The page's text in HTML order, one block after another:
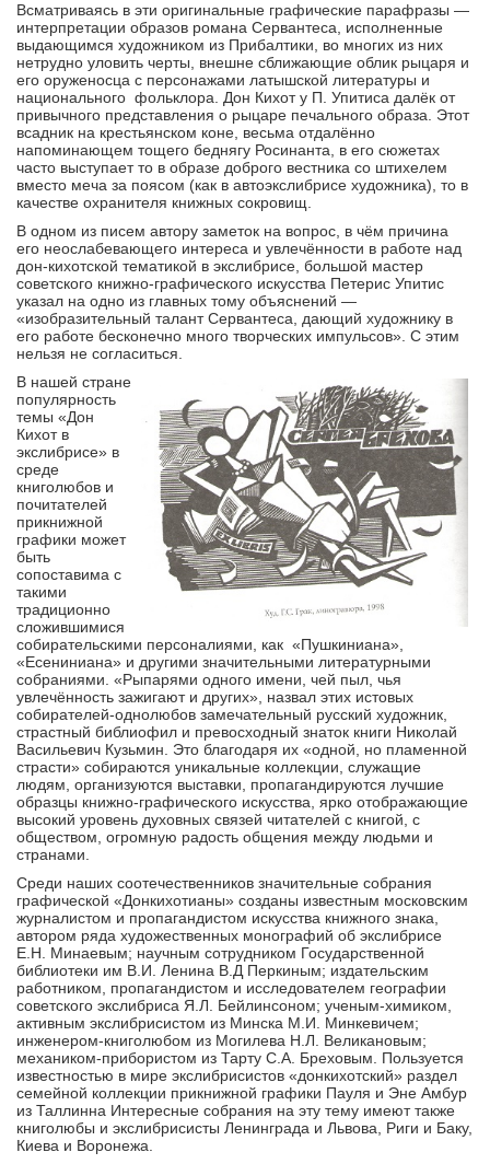
Всматриваясь в эти оригинальные графические парафразы —
интерпретации образов романа Сервантеса, исполненные
выдающимся художником из Прибалтики, во многих из них
нетрудно уловить черты, внешне сближающие облик рыцаря и
его оруженосца с персонажами латышской литературы и
национального фольклора. Дон Кихот у П. Упитиса далёк от
привычного представления о рыцаре печального образа. Этот
всадник на крестьянском коне, весьма отдалённо
напоминающем тощего беднягу Росинанта, в его сюжетах
часто выступает то в образе доброго вестника со штихелем
вместо меча за поясом (как в автоэкслибрисе художника), то в
качестве охранителя книжных сокровищ.
В одном из писем автору заметок на вопрос, в чём причина
его неослабевающего интереса и увлечённости в работе над
дон-кихотской тематикой в экслибрисе, большой мастер
советского книжно-графического искусства Петерис Упитис
указал на одно из главных тому объяснений —
«изобразительный талант Сервантеса, дающий художнику в
его работе бесконечно много творческих импульсов». С этим
нельзя не согласиться.
В нашей стране
популярность
темы «Дон
Кихот в
экслибрисе» в
среде
книголюбов и
почитателей
прикнижной
графики может
быть
сопоставима с
такими
традиционно
сложившимися
собирательскими персоналиями, как «Пушкиниана»,
«Есениниана» и другими значительными литературными
собраниями. «Рыпарями одного имени, чей пыл, чья
увлечённость зажигают и других», назвал этих истовых
собирателей-однолюбов замечательный русский художник,
страстный библиофил и превосходный знаток книги Николай
Васильевич Кузьмин. Это благодаря их «одной, но пламенной
страсти» собираются уникальные коллекции, служащиe
людям, организуются выставки, пропагандируются лучшие
образцы книжно-графического искусства, ярко отображающие
высокий уровень духовных связей читателей с книгой, с
обществом, огромную радость общения между людьми и
странами.
Среди наших соотечественников значительные собрания
графической «Донкихотианы» созданы известным московским
журналистом и пропагандистом искусства книжного знака,
автором ряда художественных монографий об экслибрисе
Е.Н. Минаевым; научным сотрудником Государственной
библиотеки им В.И. Ленина В.Д Перкиным; издательским
работником, пропагандистом и исследователем географии
советского экслибриса Я.Л. Бейлинсоном; ученым-химиком,
активным экслибрисистом из Минска М.И. Минкевичем;
инженером-книголюбом из Могилева Н.Л. Великановым;
механиком-прибористом из Тарту С.А. Бреховым. Пользуется
известностью в мире экслибрисистов «донкихотский» раздел
семейной коллекции прикнижной графики Пауля и Эне Амбур
из Таллинна Интересные собрания на эту тему имеют также
книголюбы и экслибрисисты Ленинграда и Львова, Риги и Баку,
Киева и Воронежа.